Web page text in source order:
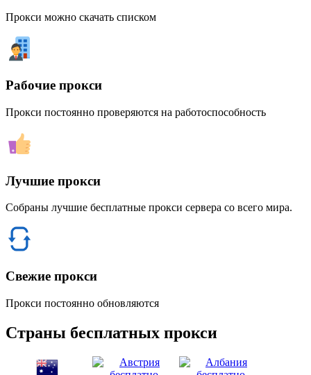
Прокси можно скачать списком
Рабочие прокси
Прокси постоянно проверяются на работоспособность
Лучшие прокси
Собраны лучшие бесплатные прокси сервера со всего мира.
Свежие прокси
Прокси постоянно обновляются
Страны бесплатных прокси